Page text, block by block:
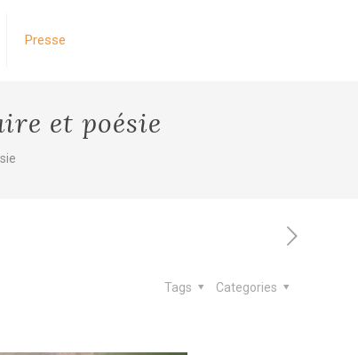
Presse
et poésie
Categories
Tags